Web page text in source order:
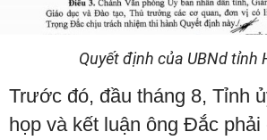
Quyết định của UBNd tỉnh
Trước đó, đầu tháng 8, Tỉnh
họp và kết luận ông Đắc phải